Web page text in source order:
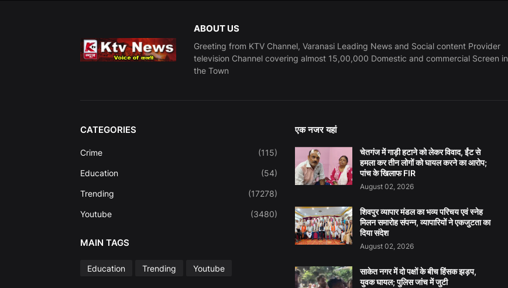
ABOUT US
Greeting from KTV Channel, Varanasi Leading News and Social content Provider
television Channel covering almost 15,00,000 Domestic and commercial Screen in
the Town
CATEGORIES
Crime (115)
Education (54)
Trending (17278)
Youtube (3480)
MAIN TAGS
Education Trending Youtube
एक नजर यहां
चेतगंज में गाड़ी हटाने को लेकर विवाद, ईंट से
हमला कर तीन लोगों को घायल करने का आरोप;
पांच के खिलाफ FIR
August 02, 2026
शिवपुर व्यापार मंडल का भव्य परिचय एवं स्नेह
मिलन समारोह संपन्न, व्यापारियों ने एकजुटता का
दिया संदेश
August 02, 2026
साकेत नगर में दो पक्षों के बीच हिंसक झड़प,
युवक घायल; पुलिस जांच में जुटी